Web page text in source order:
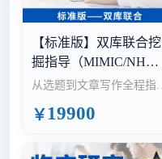
【标准版】双库联合挖
掘指导（MIMIC/NHAN
ES/CHARLS/GBD/GC
从选题到文章写作全程指
指导+返修指导
￥19900